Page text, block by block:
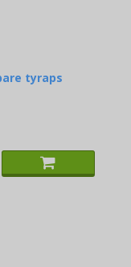
tyraps